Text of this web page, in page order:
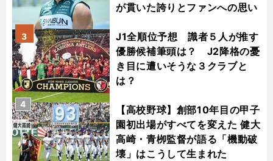
が貫いた誇りとファンへの思い
J1全順位予想 識者５人が推す
優勝候補筆頭は？ J2降格の憂
き目に遭いそうな３クラブと
は？
3
【高校野球】創部10年目の甲子
園初出場がすべてを変えた 健大
高崎・青栁監督が語る「機動破
壊」はこうして生まれた
4